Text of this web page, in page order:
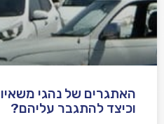
האתגרים של נהגי
וכיצד להתגבר עליהם?